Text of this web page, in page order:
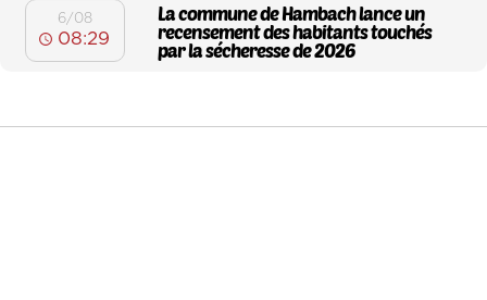
6/08
08:29
La commune de Hambach lance un
recensement des habitants touchés
par la sécheresse de 2026